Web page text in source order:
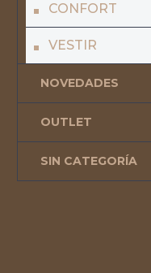
CONFORT
VESTIR
NOVEDADES
OUTLET
SIN CATEGORÍA